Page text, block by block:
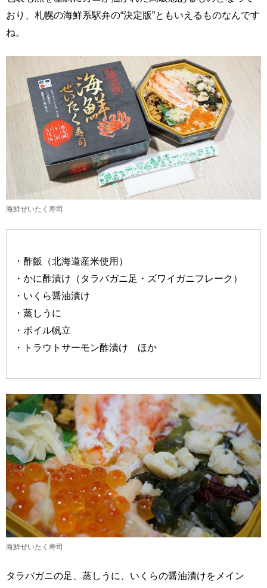
おり、札幌の海鮮系駅弁の“決定版”ともいえるものなんです
ね。
海鮮ぜいたく寿司
・酢飯（北海道産米使用）
・かに酢漬け（タラバガニ足・ズワイガニフレーク）
・いくら醤油漬け
・蒸しうに
・ボイル帆立
・トラウトサーモン酢漬け ほか
海鮮ぜいたく寿司
タラバガニの足、蒸しうに、いくらの醤油漬けをメイン